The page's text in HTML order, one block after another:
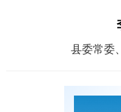
县委常委